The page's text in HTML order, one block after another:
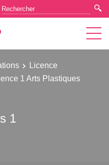
Licence
1 Arts Plastiques
1